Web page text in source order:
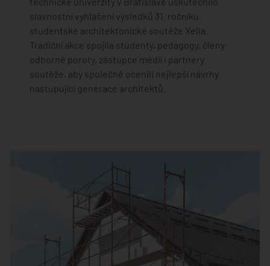
slavnostní vyhlášení výsledků 31. ročníku
studentské architektonické soutěže Xella.
Tradiční akce spojila studenty, pedagogy, členy
odborné poroty, zástupce médií i partnery
soutěže, aby společně ocenili nejlepší návrhy
nastupující generace architektů.